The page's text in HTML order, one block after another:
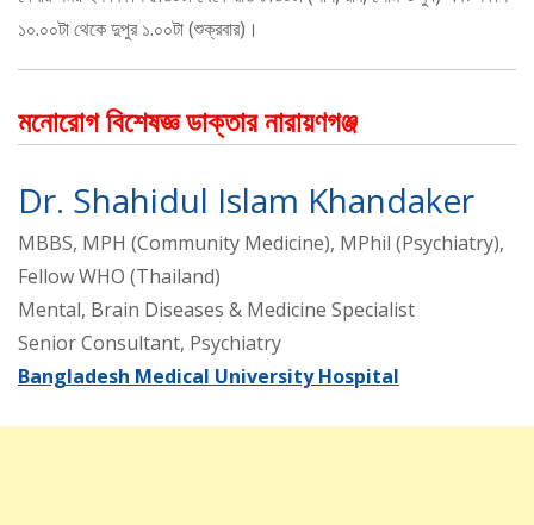
১০.০০টা থেকে দুপুর ১.০০টা (শুক্রবার)।
মনোরোগ বিশেষজ্ঞ ডাক্তার নারায়ণগঞ্জ
Dr. Shahidul Islam Khandaker
MBBS, MPH (Community Medicine), MPhil (Psychiatry),
Fellow WHO (Thailand)
Mental, Brain Diseases & Medicine Specialist
Senior Consultant, Psychiatry
Bangladesh Medical University Hospital